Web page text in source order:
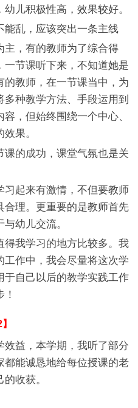
儿积极性高，效果较好。
能乱，应该突出一条主线
主，有的教师为了综合得
一节课听下来，不知道她是
教师，在一节课当中，为
种教学方法、手段运用到
，但始终围绕一个中心、
果。
课的成功，课堂气氛也是关
习起来有激情，不但要教师
合理。更重要的是教师首先
幼儿交流。
得我学习的地方比较多。我
作中，我会尽量将这次学
于自己以后的教学实践工作
效益，本学期，我听了部分
都能诚恳地给每位授课的老
收获。